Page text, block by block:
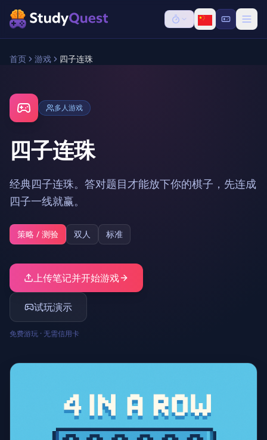
首页 游戏 四子连珠
多人游戏
四子连珠
经典四子连珠。答对题目才能放下你的棋子，先连成
四子一线就赢。
策略 / 测验 双人 标准
上传笔记并开始游戏
试玩演示
免费游玩 · 无需信用卡